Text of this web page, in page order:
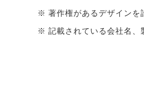
著作権があるデザインを
記載されている会社名、